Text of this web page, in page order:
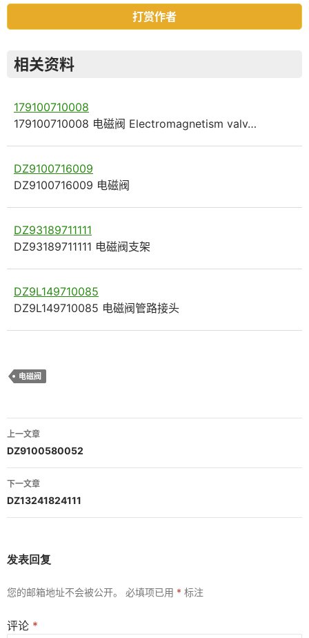
打赏作者
相关资料
179100710008
179100710008 电磁阀 Electromagnetism valv…
DZ9100716009
DZ9100716009 电磁阀
DZ93189711111
DZ93189711111 电磁阀支架
DZ9L149710085
DZ9L149710085 电磁阀管路接头
电磁阀
文
章
导
航
上一文章
DZ9100580052
下一文章
DZ13241824111
发表回复
您的邮箱地址不会被公开。 必填项已用 * 标注
评论 *